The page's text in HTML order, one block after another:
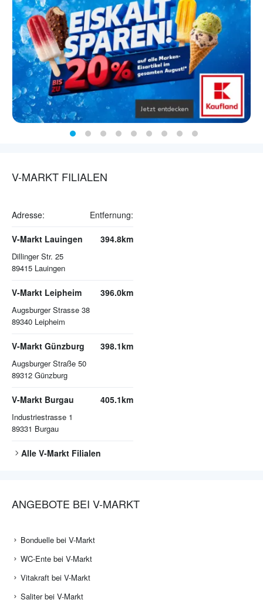
V-MARKT FILIALEN
Adresse: Entfernung:
V-Markt Lauingen
Dillinger Str. 25
89415 Lauingen
394.8km
V-Markt Leipheim
Augsburger Strasse 38
89340 Leipheim
396.0km
V-Markt Günzburg
Augsburger Straße 50
89312 Günzburg
398.1km
V-Markt Burgau
Industriestrasse 1
89331 Burgau
405.1km
Alle V-Markt Filialen
ANGEBOTE BEI V-MARKT
Bonduelle bei V-Markt
WC-Ente bei V-Markt
Vitakraft bei V-Markt
Saliter bei V-Markt